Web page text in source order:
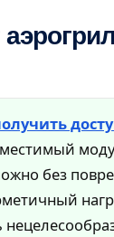
без